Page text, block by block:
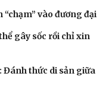
vào đương đại
gây sốc rồi chỉ xin
Đánh thức di sản giữa